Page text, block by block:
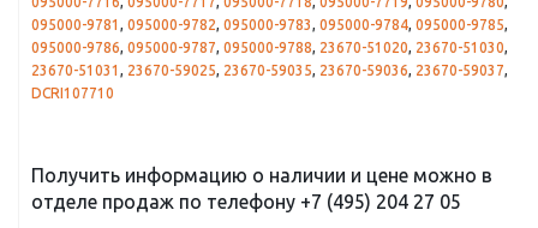
095000-9781 , 095000-9782, 095000-9783, 095000-9784, 095000-9785,
095000-9786, 095000-9787, 095000-9788, 23670-51020, 23670-51030,
23670-51031 , 23670-59025, 23670-59035, 23670-59036, 23670-59037,
DCRI107710
Получить информацию о наличии и цене можно в
отделе продаж по телефону +7 (495) 204 27 05